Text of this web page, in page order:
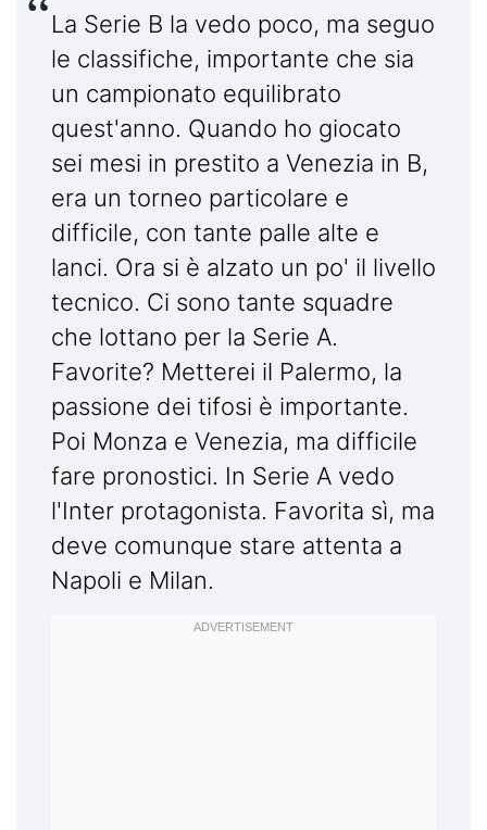
La Serie B la vedo poco, ma seguo
le classifiche, importante che sia
un campionato equilibrato
quest'anno. Quando ho giocato
sei mesi in prestito a Venezia in B,
era un torneo particolare e
difficile, con tante palle alte e
lanci. Ora si è alzato un po' il livello
tecnico. Ci sono tante squadre
che lottano per la Serie A.
Favorite? Metterei il Palermo, la
passione dei tifosi è importante.
Poi Monza e Venezia, ma difficile
fare pronostici. In Serie A vedo
l'Inter protagonista. Favorita sì, ma
deve comunque stare attenta a
Napoli e Milan.